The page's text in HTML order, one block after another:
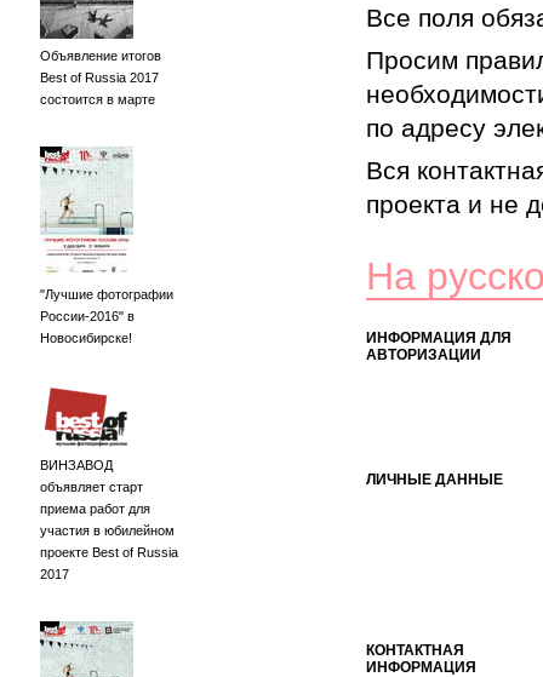
Объявление итогов
Best of Russia 2017
состоится в марте
"Лучшие фотографии
России-2016" в
Новосибирске!
ВИНЗАВОД
объявляет старт
приема работ для
участия в юбилейном
проекте Best of Russia
2017
Все поля
Просим
по адресу
Вся
проекта и не
На
ИНФОРМАЦИЯ ДЛЯ
АВТОРИЗАЦИИ
ЛИЧНЫЕ ДАННЫЕ
КОНТАКТНАЯ
ИНФОРМАЦИЯ